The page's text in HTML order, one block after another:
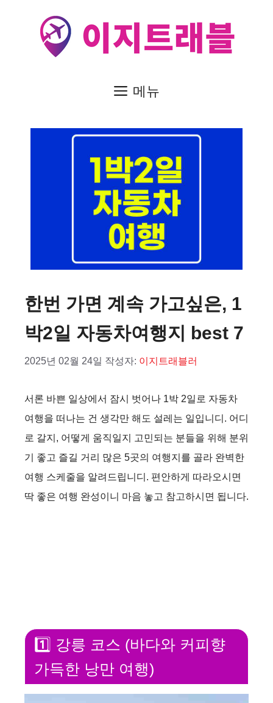
메뉴
한번 가면 계속 가고싶은, 1
박2일 자동차여행지 best 7
2025년 02월 24일 작성자: 이지트래블러
서론 바쁜 일상에서 잠시 벗어나 1박 2일로 자동차
여행을 떠나는 건 생각만 해도 설레는 일입니디. 어디
로 갈지, 어떻게 움직일지 고민되는 분들을 위해 분위
기 좋고 즐길 거리 많은 5곳의 여행지를 골라 완벽한
여행 스케줄을 알려드립니디. 편안하게 따라오시면
딱 좋은 여행 완성이니 마음 놓고 참고하시면 됩니다.
1️⃣ 강릉 코스 (바다와 커피향
가득한 낭만 여행)